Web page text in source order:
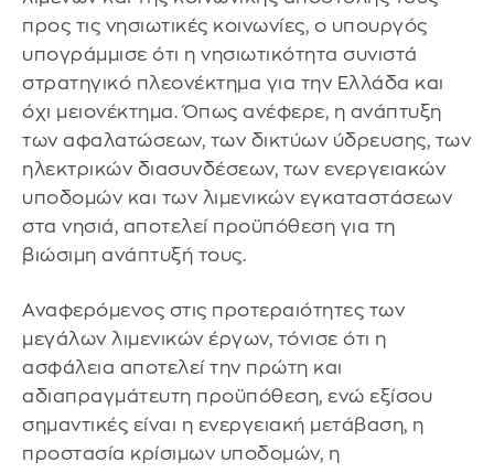
προς τις νησιωτικές κοινωνίες, ο υπουργός
υπογράμμισε ότι η νησιωτικότητα συνιστά
στρατηγικό πλεονέκτημα για την Ελλάδα και
όχι μειονέκτημα. Όπως ανέφερε, η ανάπτυξη
των αφαλατώσεων, των δικτύων ύδρευσης, των
ηλεκτρικών διασυνδέσεων, των ενεργειακών
υποδομών και των λιμενικών εγκαταστάσεων
στα νησιά, αποτελεί προϋπόθεση για τη
βιώσιμη ανάπτυξή τους.
Αναφερόμενος στις προτεραιότητες των
μεγάλων λιμενικών έργων, τόνισε ότι η
ασφάλεια αποτελεί την πρώτη και
αδιαπραγμάτευτη προϋπόθεση, ενώ εξίσου
σημαντικές είναι η ενεργειακή μετάβαση, η
προστασία κρίσιμων υποδομών, η